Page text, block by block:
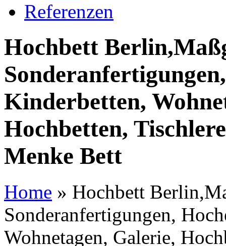
Referenzen
Hochbett
Kinderbetten,
Hochbetten,
Menke Bett
Home » Hochbett
Sonderanfertigungen,
Wohnetagen, Galerie,